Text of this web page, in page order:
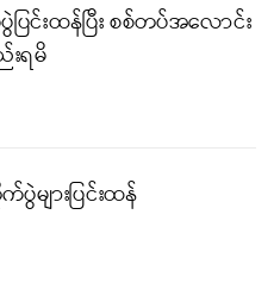
င်းထန်ပြီး စစ်တပ်အလောင်း
းရမိ
ျားပြင်းထန်